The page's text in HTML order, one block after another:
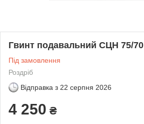
Гвинт подавальний СЦН 75/70
Під замовлення
Роздріб
Відправка з 22 серпня 2026
4 250 ₴